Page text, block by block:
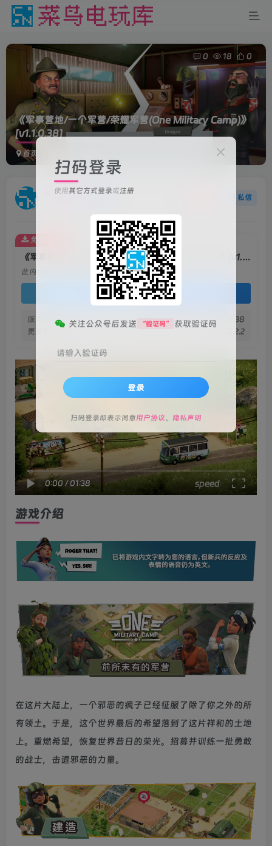
《军事营地/一个军营/荣耀军营(One Military Camp)》
[v1.1.0.38]
首页
0 18 0
菜鸟电玩 私信
《军事营地/一个军营/荣耀军营(One Military Camp)》[v1.1.0.38]
此内容为免费资源，请登录后查看
登录查看
版本信息
v1.1.0.38
更新日期
2025.2.2
免费资源
0:00 /01:38 speed
游戏介绍
在这片大陆上，一个邪恶的疯子已经征服了除了你之外的所
有领土。于是，这个世界最后的希望落到了这片祥和的土地
上。重燃希望，恢复世界昔日的荣光。招募并训练一批勇敢
的战士，击退邪恶的力量。
扫码登录
使用其它方式登录或注册
关注公众号后发送 “验证码” 获取验证码
请输入验证码
登录
扫码登录即表示同意用户协议 、 隐私声明